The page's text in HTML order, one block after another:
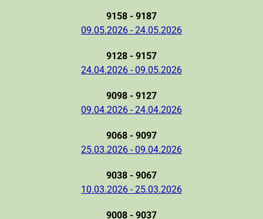
9158 - 9187
09.05.2026 - 24.05.2026
9128 - 9157
24.04.2026 - 09.05.2026
9098 - 9127
09.04.2026 - 24.04.2026
9068 - 9097
25.03.2026 - 09.04.2026
9038 - 9067
10.03.2026 - 25.03.2026
9008 - 9037